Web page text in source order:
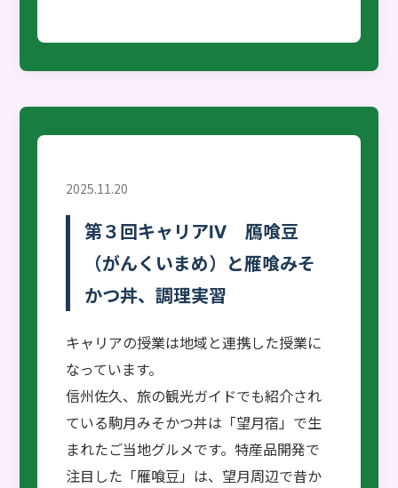
2025.11.20
第３回キャリアⅣ 鴈喰豆
（がんくいまめ）と雁喰みそ
かつ丼、調理実習
キャリアの授業は地域と連携した授業に
なっています。
信州佐久、旅の観光ガイドでも紹介され
ている駒月みそかつ丼は「望月宿」で生
まれたご当地グルメです。特産品開発で
注目した「雁喰豆」は、望月周辺で昔か